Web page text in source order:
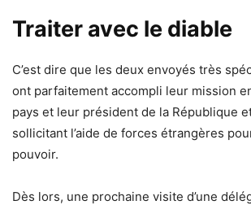
Traiter avec le diable
C’est dire que les deux envoyés très
ont parfaitement accompli leur mission
pays et leur président de la République
sollicitant l’aide de forces étrangères
pouvoir.
Dès lors, une prochaine visite d’une